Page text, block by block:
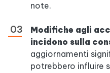
note.
Modifiche agli
incidono sulla
aggiornamenti
potrebbero influire